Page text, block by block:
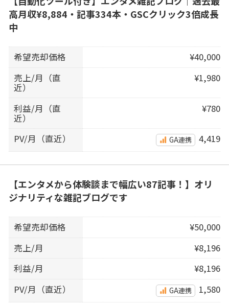
高月収¥8,884・記事334本・GSCクリック3倍成長
中
希望売却価格
¥40,000
売上/月（直
近）
¥1,980
利益/月（直
近）
¥780
PV/月（直近） GA連携 4,419
【エンタメから体験談まで幅広い87記事！】オリ
ジナリティな雑記ブログです
希望売却価格
¥50,000
売上/月
¥8,196
利益/月
¥8,196
PV/月（直近）
GA連携 1,580